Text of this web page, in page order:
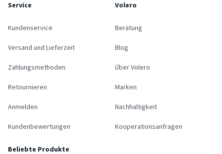
Service
Kundenservice
Versand und Lieferzeit
Zahlungsmethoden
Retournieren
Anmelden
Kundenbewertungen
Volero
Beratung
Blog
Über Volero
Marken
Nachhaltigkeit
Kooperationsanfragen
Beliebte Produkte